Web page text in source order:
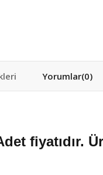
Yorumlar(0)
fiyatıdır.